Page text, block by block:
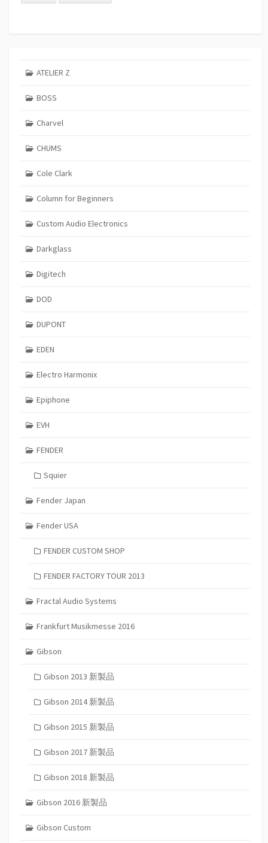
ATELIER Z
BOSS
Charvel
CHUMS
Cole Clark
Column for Beginners
Custom Audio Electronics
Darkglass
Digitech
DOD
DUPONT
EDEN
Electro Harmonix
Epiphone
EVH
FENDER
Squier
Fender Japan
Fender USA
FENDER CUSTOM SHOP
FENDER FACTORY TOUR 2013
Fractal Audio Systems
Frankfurt Musikmesse 2016
Gibson
Gibson 2013 新製品
Gibson 2014 新製品
Gibson 2015 新製品
Gibson 2017 新製品
Gibson 2018 新製品
Gibson 2016 新製品
Gibson Custom